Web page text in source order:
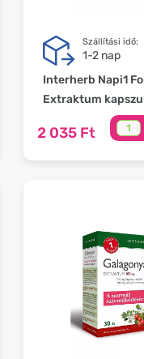
Szállítási idő:
1-2 nap
Interherb Napi1
Extraktum
2 035 Ft